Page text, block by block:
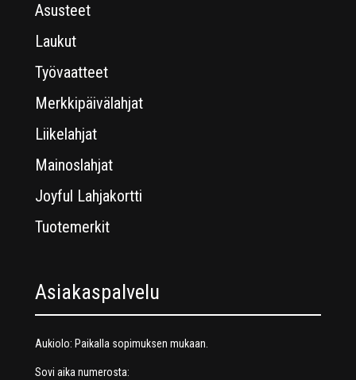
Asusteet
Laukut
Työvaatteet
Merkkipäivälahjat
Liikelahjat
Mainoslahjat
Joyful Lahjakortti
Tuotemerkit
Asiakaspalvelu
Aukiolo: Paikalla sopimuksen mukaan.
Sovi aika numerosta: